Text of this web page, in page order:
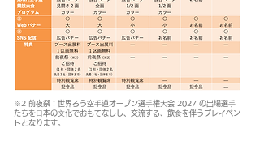
※2 前夜祭：世界ろう空⼿道オープン選⼿権⼤会 2027 の出場選⼿
たちを⽇本の⽂化でおもてなしし、交流する、飲⾷を伴うプレイベン
トとなります。